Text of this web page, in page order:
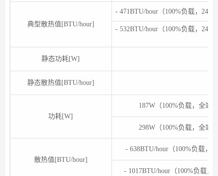
典型散热值[BTU/hour]
- 471BTU/hour（100%负载，
- 532BTU/hour（100%负载，
静态功耗[W]
静态散热值[BTU/hour]
功耗[W]
187W（100%负载，全端
298W（100%负载，全端
散热值[BTU/hour]
- 638BTU/hour（100%负载，
- 1017BTU/hour（100%负载